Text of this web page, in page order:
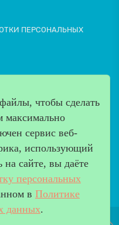
ПЕРСОНАЛЬНЫХ
чтобы сделать
максимально
сервис веб-
использующий
сайте, вы даёте
персональных
в Политике
данных.